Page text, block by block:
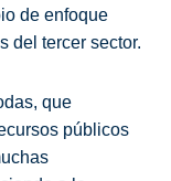
de enfoque
del tercer sector.
que
públicos